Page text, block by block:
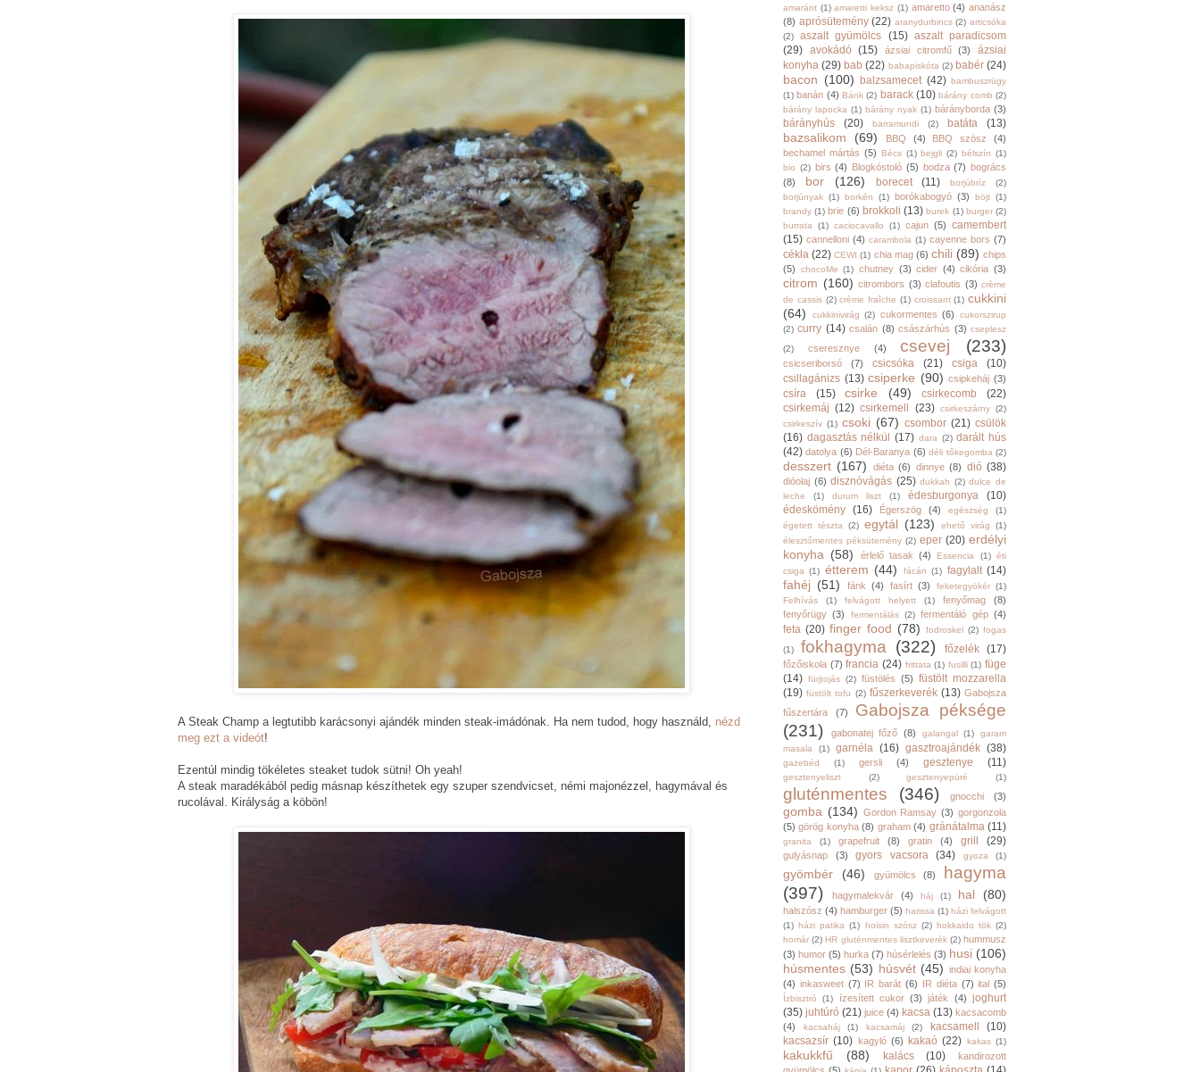
A Steak Champ a legtutibb karácsonyi ajándék minden steak-imádónak. Ha nem tudod, hogy használd, nézd
meg ezt a videót!
Ezentúl mindig tökéletes steaket tudok sütni! Oh yeah!
A steak maradékából pedig másnap készíthetek egy szuper szendvicset, némi majonézzel, hagymával és
rucolával. Királyság a köbön!
amaránt (1) amaretti keksz (1) amaretto (4) ananász
(8) aprósütemény (22) aranydurbincs (2) articsóka
(2)
aszalt gyümölcs (15) aszalt paradicsom
(29) avokádó (15) ázsiai citromfű (3)
ázsiai
konyha (29) bab (22) babapiskóta (2) babér (24)
bacon (100) balzsamecet (42) bambuszrügy
(1) banán (4) Bánk (2) barack (10) bárány comb (2)
bárány lapocka (1) bárány nyak (1) bárányborda (3)
bárányhús (20) barramundi (2) batáta (13)
bazsalikom (69) BBQ (4) BBQ szósz
(4)
bechamel mártás (5) Bécs (1) bejgli (2) bélszín (1)
bio (2) birs (4) Blogkóstoló (5) bodza (7) bogrács
(8)
bor (126) borecet (11) borjúbríz
(2)
borjúnyak (1) borkén (1) borókabogyó (3) böjt (1)
brandy (1) brie (6) brokkoli (13) burek (1) burger (2)
burrata
(1) caciocavallo (1) cajun (5) camembert
(15) cannelloni (4) carambola (1) cayenne bors (7)
cékla (22) CEWI (1) chia mag (6) chili (89) chips
(5)
chocoMe (1) chutney (3) cider (4) cikória (3)
citrom (160) citrombors (3) clafoutis (3) crème
de cassis (2) crème fraîche (1) croissant (1) cukkini
(64)
cukkinivirág (2) cukormentes (6)
cukorszirup
(2) curry (14) csalán (8) császárhús (3) cseplesz
(2)
cseresznye (4) csevej (233)
csicseriborsó (7) csicsóka (21) csiga
(10)
csillagánizs (13) csiperke (90) csipkeháj (3)
csíra (15) csirke (49) csirkecomb
(22)
csirkemáj (12) csirkemell (23) csirkeszárny (2)
csirkeszív (1) csoki (67) csombor (21) csülök
(16) dagasztás nélkül (17) dara (2) darált hús
(42) datolya (6) Dél-Baranya (6) déli tőkegomba (2)
desszert (167) diéta (6) dinnye (8) dió (38)
dióolaj (6) disznóvágás (25) dukkah (2) dulce de
leche
(1) durum liszt (1) édesburgonya
(10)
édeskömény (16) Égerszög (4) egészség
(1)
égetett tészta
(2) egytál (123) ehető virág
(1)
élesztőmentes péksütemény (2) eper (20) erdélyi
konyha (58) érlelő tasak (4) Essencia (1) éti
csiga (1) étterem (44) fácán (1) fagylalt (14)
fahéj (51) fánk (4) fasírt (3) feketegyökér (1)
Felhívás
(1) felvágott helyett (1) fenyőmag
(8)
fenyőrügy (3) fermentálás (2) fermentáló gép (4)
feta (20) finger food (78) fodroskel (2) fogas
(1)
fokhagyma (322) főzelék (17)
főzőiskola (7) francia (24) frittata (1) fusilli (1) füge
(14) fürjtojás (2) füstölés (5) füstölt mozzarella
(19) füstölt tofu (2) fűszerkeverék (13) Gabojsza
fűszertára
(7)
Gabojsza péksége
(231)
gabonatej főző (8) galangal (1)
garam
masala
(1) garnéla (16) gasztroajándék (38)
gazebéd (1) gersli (4) gesztenye (11)
gesztenyeliszt (2) gesztenyepüré (1)
gluténmentes (346) gnocchi (3)
gomba (134) Gordon Ramsay (3) gorgonzola
(5) görög konyha (8) graham (4) gránátalma (11)
granita (1) grapefruit (8) gratin (4) grill (29)
gulyásnap (3) gyors vacsora (34) gyoza (1)
gyömbér (46) gyümölcs (8)
hagyma
(397)
hagymalekvár (4) háj (1) hal (80)
halszósz (4) hamburger (5) harissa (1) házi felvágott
(1) házi patika (1) hoisin szósz (2) hokkaido tök (2)
homár (2) HR gluténmentes lisztkeverék (2) hummusz
(3) humor (5) hurka (7) húsérlelés (3) husi (106)
húsmentes (53) húsvét (45) indiai konyha
(4) inkasweet (7) IR barát (6) IR diéta (7) ital (5)
Ízbisztró (1) ízesített cukor (3) játék (4) joghurt
(35) juhtúró (21) juice (4) kacsa (13) kacsacomb
(4)
kacsaháj (1) kacsamáj (2) kacsamell
(10)
kacsazsír (10) kagyló (6) kakaó (22) kakas (1)
kakukkfű (88) kalács (10)
kandirozott